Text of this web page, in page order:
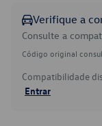
Verifique a
Consulte a
Código original
Compatibilidade
Entrar